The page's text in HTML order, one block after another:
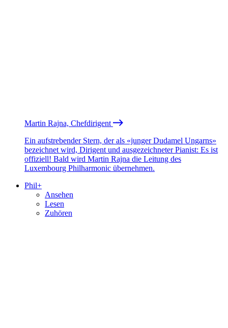
Martin Rajna, Chefdirigent
Ein aufstrebender Stern, der als «junger Dudamel Ungarns»
bezeichnet wird, Dirigent und ausgezeichneter Pianist: Es ist
offiziell! Bald wird Martin Rajna die Leitung des
Luxembourg Philharmonic übernehmen.
Phil+
Ansehen
Lesen
Zuhören